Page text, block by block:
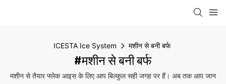
ICESTA Ice System मशीन से बनी बर्फ
#मशीन से बनी बर्फ
मशीन से तैयार फ्लेक आइस के लिए आप बिल्कुल सही जगह पर हैं। अब तक आप जान